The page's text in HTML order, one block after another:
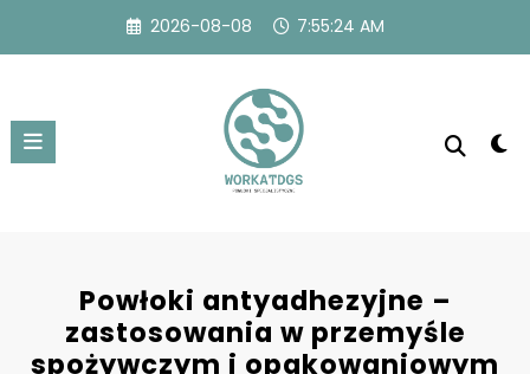
treści
2026-08-08 7:55:25 AM
Powłoki antyadhezyjne –
zastosowania w przemyśle
spożywczym i opakowaniowym